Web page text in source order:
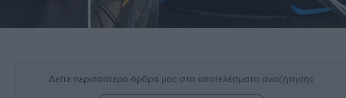
Δείτε περισσότερα άρθρα μας στα αποτελέσματα αναζήτησης